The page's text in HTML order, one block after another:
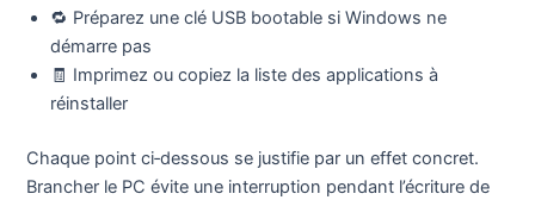
🔁 Préparez une clé USB bootable si Windows ne
démarre pas
🧾 Imprimez ou copiez la liste des applications à
réinstaller
Chaque point ci‑dessous se justifie par un effet concret.
Brancher le PC évite une interruption pendant l’écriture de